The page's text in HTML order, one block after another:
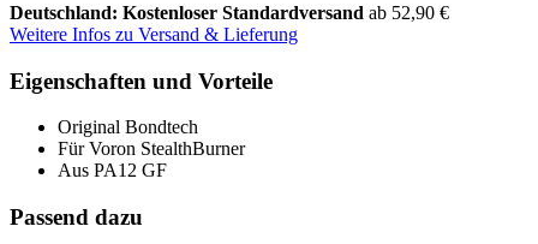
Deutschland: Kostenloser Standardversand ab 52,90 €
Weitere Infos zu Versand & Lieferung
Eigenschaften und Vorteile
Original Bondtech
Für Voron StealthBurner
Aus PA12 GF
Passend dazu